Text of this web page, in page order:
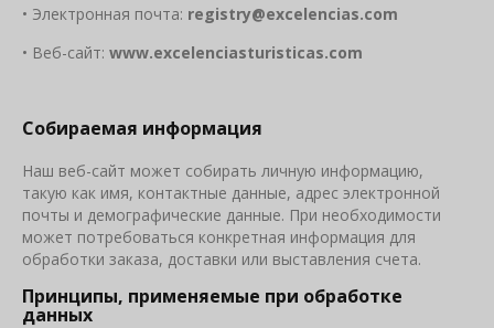
• Электронная почта: registry@excelencias.com
• Веб-сайт: www.excelenciasturisticas.com
Собираемая информация
Наш веб-сайт может собирать личную информацию,
такую ​​как имя, контактные данные, адрес электронной
почты и демографические данные. При необходимости
может потребоваться конкретная информация для
обработки заказа, доставки или выставления счета.
Принципы, применяемые при обработке
данных